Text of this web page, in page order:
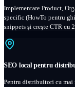
Implementare Product,
specific (HowTo pentru
snippets şi creşte CTR cu
SEO local pentru
Pentru distribuitori cu mai